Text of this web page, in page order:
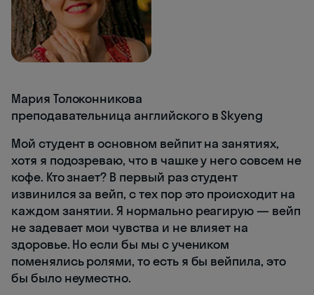
Мария Толоконникова
преподавательница английского в Skyeng
Мой студент в основном вейпит на занятиях,
хотя я подозреваю, что в чашке у него совсем не
кофе. Кто знает? В первый раз студент
извинился за вейп, с тех пор это происходит на
каждом занятии. Я нормально реагирую — вейп
не задевает мои чувства и не влияет на
здоровье. Но если бы мы с учеником
поменялись ролями, то есть я бы вейпила, это
бы было неуместно.